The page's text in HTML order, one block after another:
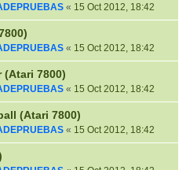
« 15 Oct 2012, 18:42
« 15 Oct 2012, 18:42
7800)
« 15 Oct 2012, 18:42
(Atari 7800)
« 15 Oct 2012, 18:42